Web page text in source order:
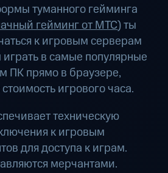
туманного гейминга
гейминг от МТС) ты
к игровым серверам
в самые популярные
ПК прямо в браузере,
игрового часа.
техническую
к игровым
для доступа к играм.
мерчантами.